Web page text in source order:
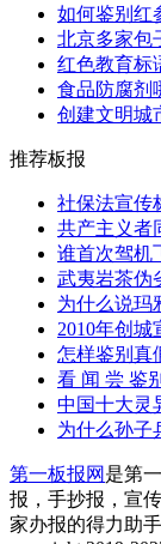
如何鉴别红
北京多家包
红色教育标
食品防腐剂
创建文明城
推荐板报
社保法宣传
共产主义者
谁首次驾机
武夷岩茶伪
为什么说玛
2010年创城
怎样鉴别真
看 闻 尝 鉴
中国十大灵
为什么孙子
第一板报网 是第
报，手抄报，宣
家办报的得力助手